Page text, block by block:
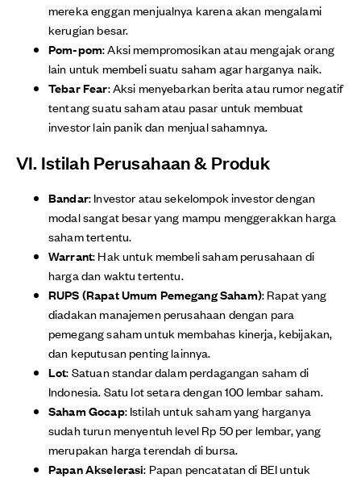
mereka enggan menjualnya karena akan mengalami
kerugian besar.
Pom-pom: Aksi mempromosikan atau mengajak orang
lain untuk membeli suatu saham agar harganya naik.
Tebar Fear: Aksi menyebarkan berita atau rumor negatif
tentang suatu saham atau pasar untuk membuat
investor lain panik dan menjual sahamnya.
VI. Istilah Perusahaan & Produk
Bandar: Investor atau sekelompok investor dengan
modal sangat besar yang mampu menggerakkan harga
saham tertentu.
Warrant: Hak untuk membeli saham perusahaan di
harga dan waktu tertentu.
RUPS (Rapat Umum Pemegang Saham): Rapat yang
diadakan manajemen perusahaan dengan para
pemegang saham untuk membahas kinerja, kebijakan,
dan keputusan penting lainnya.
Lot: Satuan standar dalam perdagangan saham di
Indonesia. Satu lot setara dengan 100 lembar saham.
Saham Gocap: Istilah untuk saham yang harganya
sudah turun menyentuh level Rp 50 per lembar, yang
merupakan harga terendah di bursa.
Papan Akselerasi: Papan pencatatan di BEI untuk